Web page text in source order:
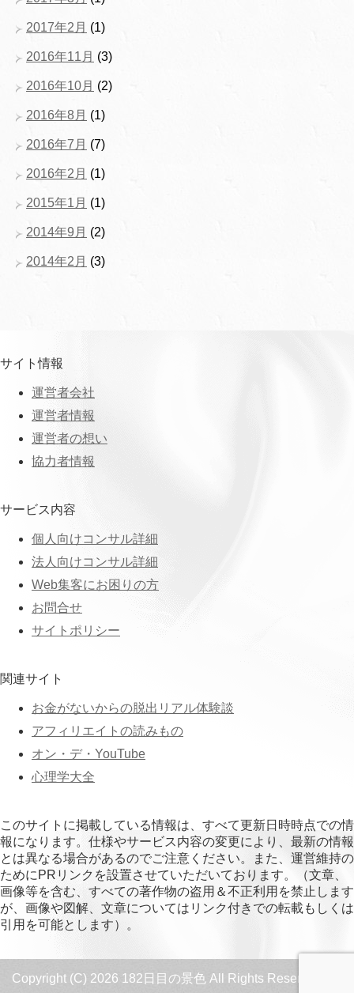
2017年2月 (1)
2016年11月 (3)
2016年10月 (2)
2016年8月 (1)
2016年7月 (7)
2016年2月 (1)
2015年1月 (1)
2014年9月 (2)
2014年2月 (3)
サイト情報
運営者会社
運営者情報
運営者の想い
協力者情報
サービス内容
個人向けコンサル詳細
法人向けコンサル詳細
Web集客にお困りの方
お問合せ
サイトポリシー
関連サイト
お金がないからの脱出リアル体験談
アフィリエイトの読みもの
オン・デ・YouTube
心理学大全
このサイトに掲載している情報は、すべて更新日時時点での情
報になります。仕様やサービス内容の変更により、最新の情報
とは異なる場合があるのでご注意ください。また、運営維持の
ためにPRリンクを設置させていただいております。（文章、
画像等を含む、すべての著作物の盗用＆不正利用を禁止します
が、画像や図解、文章についてはリンク付きでの転載もしくは
引用を可能とします）。
Copyright (C) 2026 182日目の景色 All Rights Reserved.